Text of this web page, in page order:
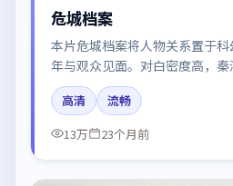
危城档案
本片危城档案将人物关系置于
年与观众见面。对白密度高，
台词节奏值得关注；整体气质偏
影。
高清
流畅
13万
23个月前